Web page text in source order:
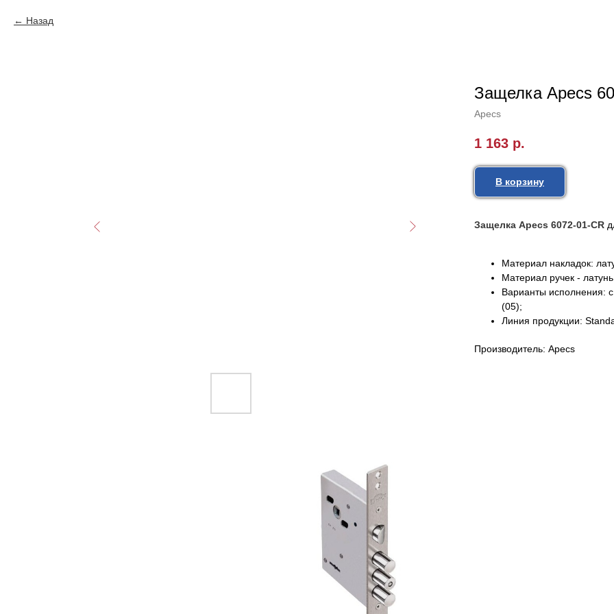
Назад
Защелка Apecs
Apecs
1 163 р.
В корзину
Защелка Apecs 6072-01-CR
Материал накладок:
Материал ручек -
Варианты исполнения:
(05);
Линия продукции:
Производитель: Apecs